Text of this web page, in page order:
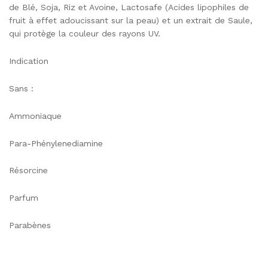
de Blé, Soja, Riz et Avoine, Lactosafe (Acides lipophiles de
fruit à effet adoucissant sur la peau) et un extrait de Saule,
qui protège la couleur des rayons UV.
Indication
Sans :
Ammoniaque
Para-Phénylenediamine
Résorcine
Parfum
Parabènes